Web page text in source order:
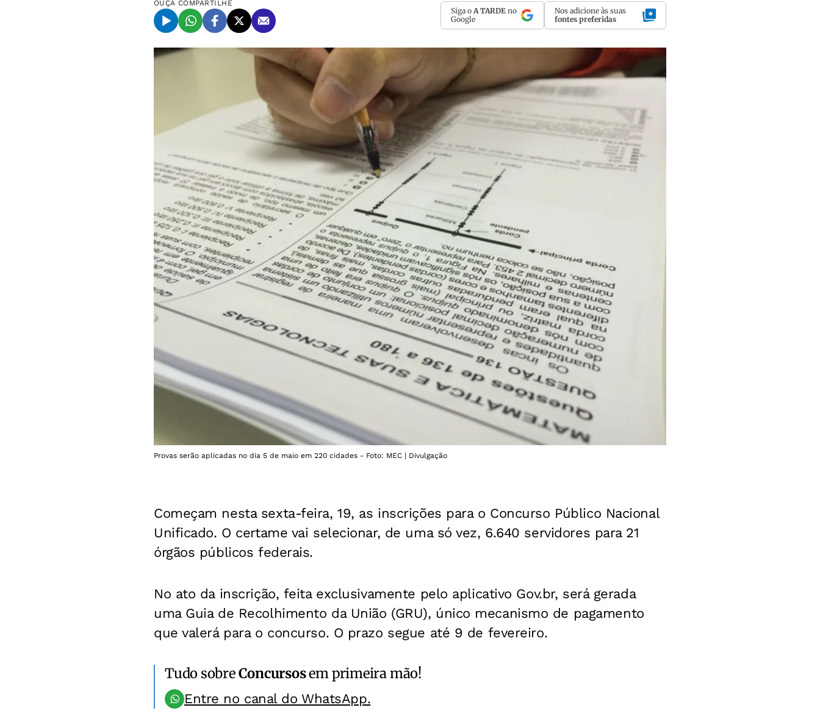
OUÇA COMPARTILHE
Siga o A TARDE no
Google
Nos adicione às suas
fontes preferidas
Provas serão aplicadas no dia 5 de maio em 220 cidades - Foto: MEC | Divulgação
Começam nesta sexta-feira, 19, as inscrições para o Concurso Público Nacional
Unificado. O certame vai selecionar, de uma só vez, 6.640 servidores para 21
órgãos públicos federais.
No ato da inscrição, feita exclusivamente pelo aplicativo Gov.br, será gerada
uma Guia de Recolhimento da União (GRU), único mecanismo de pagamento
que valerá para o concurso. O prazo segue até 9 de fevereiro.
Tudo sobreConcursosem primeira mão!
Entre no canal do WhatsApp.